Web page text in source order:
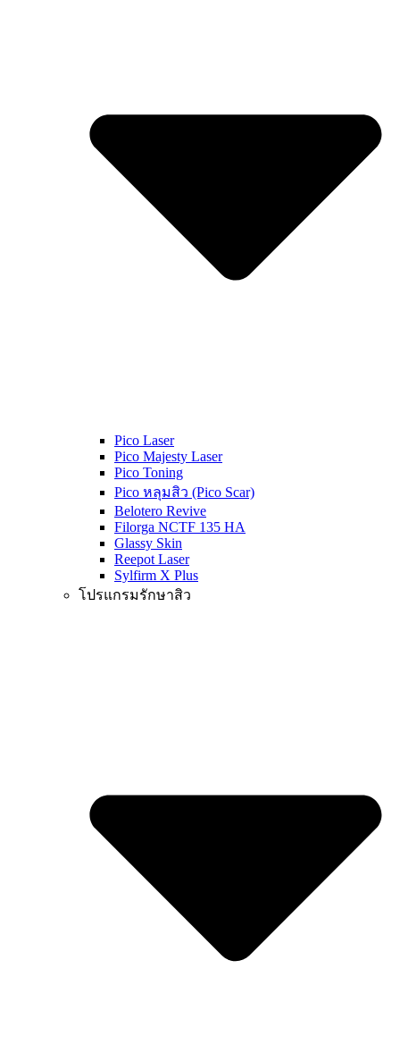
Pico Laser
Pico Majesty Laser
Pico Toning
Pico หลุมสิว (Pico Scar)
Belotero Revive
Filorga NCTF 135 HA
Glassy Skin
Reepot Laser
Sylfirm X Plus
โปรแกรมรักษาสิว